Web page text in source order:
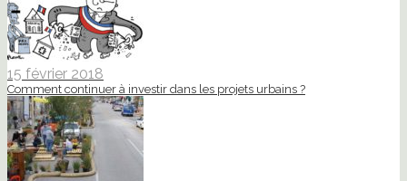
15 février 2018
Comment continuer à investir dans les projets urbains ?